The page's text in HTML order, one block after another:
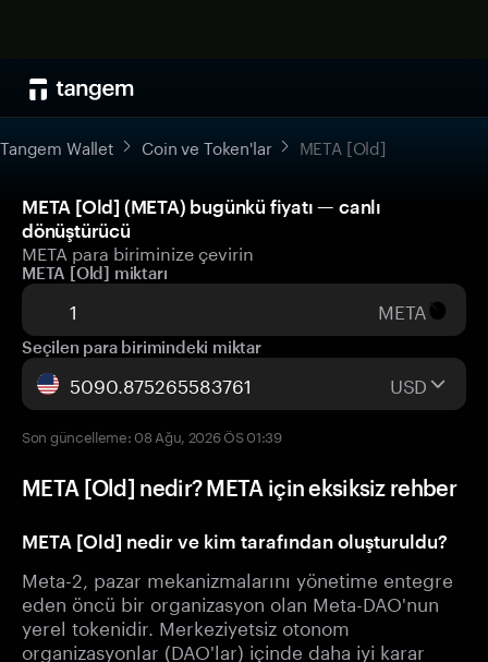
Tangem Wallet Coin ve Token'lar META [Old]
META [Old] (META) bugünkü fiyatı — canlı
dönüştürücü
META para biriminize çevirin
META [Old] miktarı
META
Seçilen para birimindeki miktar
USD
Son güncelleme: 08 Ağu, 2026 ÖS 01:39
META [Old] nedir? META için eksiksiz rehber
META [Old] nedir ve kim tarafından oluşturuldu?
Meta-2, pazar mekanizmalarını yönetime entegre
eden öncü bir organizasyon olan Meta-DAO'nun
yerel tokenidir. Merkeziyetsiz otonom
organizasyonlar (DAO'lar) içinde daha iyi karar